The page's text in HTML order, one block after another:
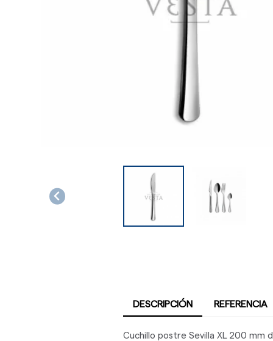
DESCRIPCIÓN REFERENCIA
Cuchillo postre Sevilla XL 200 mm